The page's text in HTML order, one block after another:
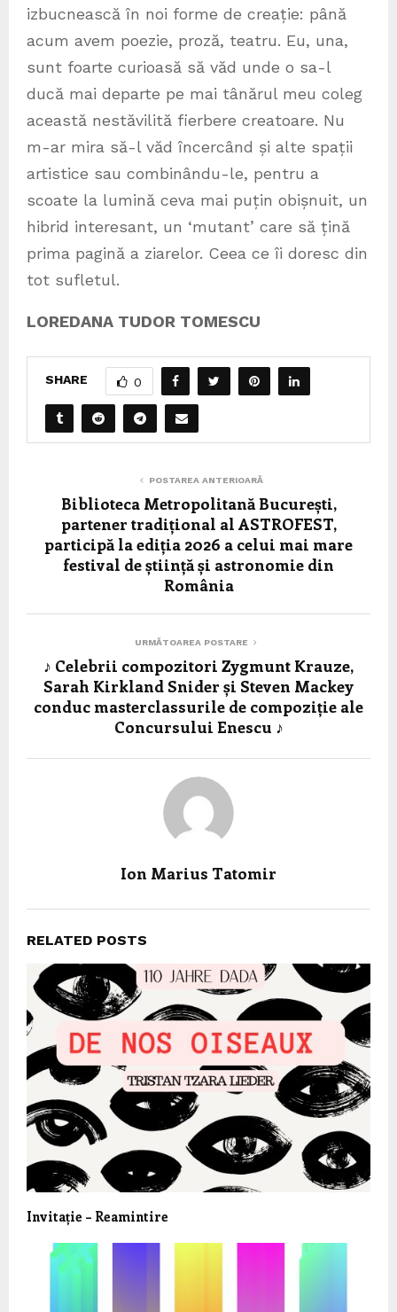
izbucnească în noi forme de creație: până
acum avem poezie, proză, teatru. Eu, una,
sunt foarte curioasă să văd unde o sa-l
ducă mai departe pe mai tânărul meu coleg
această nestăvilită fierbere creatoare. Nu
m-ar mira să-l văd încercând și alte spații
artistice sau combinându-le, pentru a
scoate la lumină ceva mai puțin obișnuit, un
hibrid interesant, un ‘mutant’ care să țină
prima pagină a ziarelor. Ceea ce îi doresc din
tot sufletul.
LOREDANA TUDOR TOMESCU
SHARE 0
POSTAREA ANTERIOARĂ
Biblioteca Metropolitană București,
partener tradițional al ASTROFEST,
participă la ediția 2026 a celui mai mare
festival de știință și astronomie din
România
URMĂTOAREA POSTARE
♪ Celebrii compozitori Zygmunt Krauze,
Sarah Kirkland Snider și Steven Mackey
conduc masterclassurile de compoziție ale
Concursului Enescu ♪
Ion Marius Tatomir
RELATED POSTS
Invitație – Reamintire